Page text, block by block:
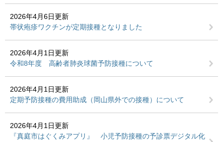
2026年4月6日更新
帯状疱疹ワクチンが定期接種となりました
2026年4月1日更新
令和8年度 高齢者肺炎球菌予防接種について
2026年4月1日更新
定期予防接種の費用助成（岡山県外での接種）について
2026年4月1日更新
『真庭市はぐくみアプリ』 小児予防接種の予診票デジタル化